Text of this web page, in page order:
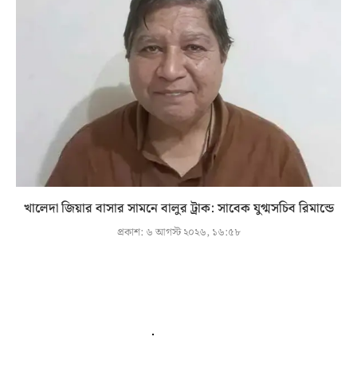
খালেদা জিয়ার বাসার সামনে বালুর ট্রাক: সাবেক যুগ্মসচিব রিমান্ডে
প্রকাশ: ৬ আগস্ট ২০২৬, ১৬:৫৮